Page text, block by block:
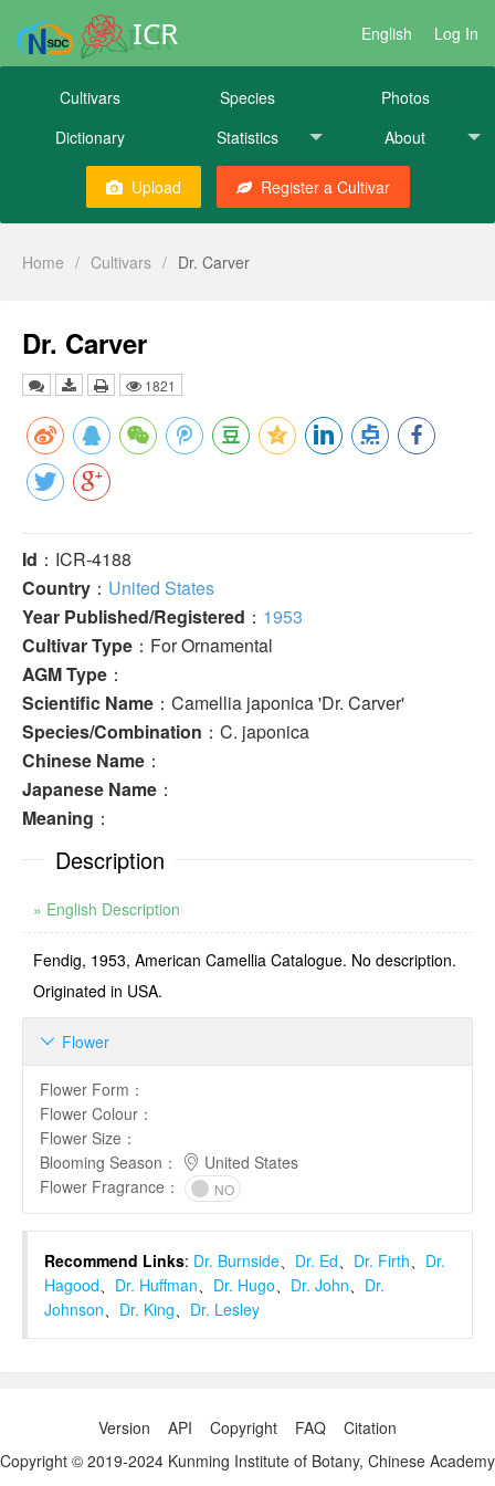
ICR English Log In
Cultivars Species
Photos
Dictionary
Statistics About
Upload Register a Cultivar
Home / Cultivars / Dr. Carver
Dr. Carver
1821
Id ：ICR-4188
Country ： United States
Year Published/Registered ： 1953
Cultivar Type ：For Ornamental
AGM Type ：
Scientific Name ：Camellia japonica 'Dr. Carver'
Species/Combination ：C. japonica
Chinese Name ：
Japanese Name ：
Meaning ：
Description
» English Description
Fendig, 1953, American Camellia Catalogue. No description.
Originated in USA.
Flower

Flower Form ：
Flower Colour ：
Flower Size ：
Blooming Season ：
United States
Flower Fragrance ： NO
Recommend Links: Dr. Burnside、 Dr. Ed、 Dr. Firth、 Dr.
Hagood、 Dr. Huffman、 Dr. Hugo、 Dr. John、 Dr.
Johnson、 Dr. King、 Dr. Lesley
Version API Copyright FAQ
Citation
Copyright © 2019-2024 Kunming Institute of Botany, Chinese Academy